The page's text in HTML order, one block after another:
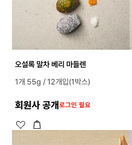
오설록 말차 베리 마들렌
1개 55g / 12개입(1박스)
회원사 공개 로그인 필요